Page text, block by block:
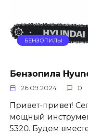
БЕНЗОПИЛЫ
Бензопила
26.09.2024 0
Привет-привет!
мощный
5320. Будем